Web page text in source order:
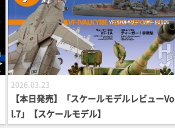
2026.03.23
【本日発売】「スケールモデルレビューVo
l.7」【スケールモデル】